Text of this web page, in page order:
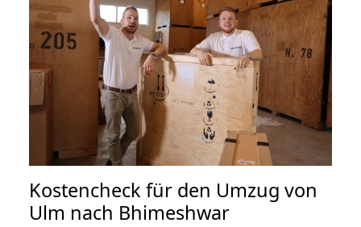
Kostencheck für den Umzug von
Ulm nach Bhimeshwar